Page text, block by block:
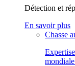
Détection et
En savoir plus
Chasse